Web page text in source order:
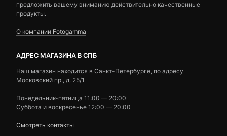
предложить вашему вниманию действительно качественные
продукты.
О компании Fotogamma
АДРЕС МАГАЗИНА В СПБ
Наш магазин находится в Санкт-Петербурге, по адресу
Московский пр., д. 25/1
Понедельник-пятница 11:00 — 20:00
Суббота и воскресенье 12:00 — 20:00
Смотреть контакты